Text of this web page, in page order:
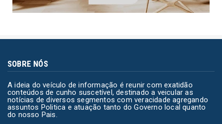
SOBRE NÓS
A ideia do veículo de informação é reunir com exatidão
conteúdos de cunho suscetível, destinado a veicular as
notícias de diversos segmentos com veracidade agregando
assuntos Politica e atuação tanto do Governo local quanto
do nosso Pais.